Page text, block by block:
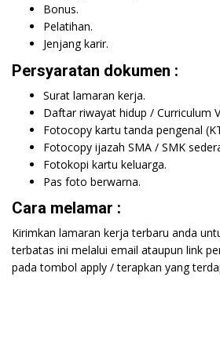
Bonus.
Pelatihan.
Jenjang karir.
Persyaratan dokumen :
Surat lamaran kerja.
Daftar riwayat hidup / Curriculum
Fotocopy kartu tanda pengenal
Fotocopy ijazah SMA / SMK
Fotokopi kartu keluarga.
Pas foto berwarna.
Cara melamar :
Kirimkan lamaran kerja terbaru anda
terbatas ini melalui email ataupun link
pada tombol apply / terapkan yang